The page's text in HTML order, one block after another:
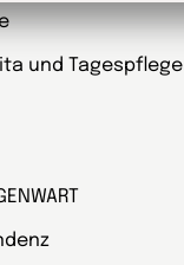
und Tagespflege